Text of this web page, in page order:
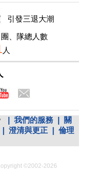
引發三退大潮
、隊總人數
人
我們的服務
關
澄清與更正
倫理
©2002-2026